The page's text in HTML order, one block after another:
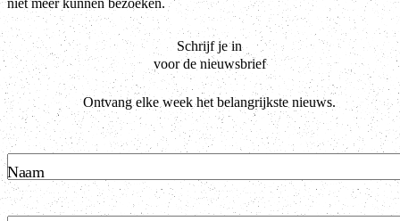
Schrijf je in
voor de nieuwsbrief
Ontvang elke week het belangrijkste nieuws.
Naam